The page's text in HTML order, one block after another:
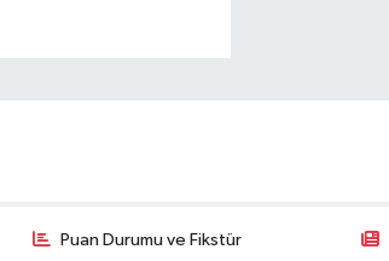
Puan Durumu ve Fikstür